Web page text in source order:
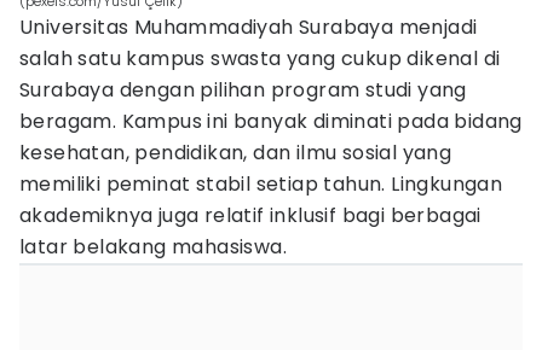
Universitas Muhammadiyah Surabaya menjadi
salah satu kampus swasta yang cukup dikenal di
Surabaya dengan pilihan program studi yang
beragam. Kampus ini banyak diminati pada bidang
kesehatan, pendidikan, dan ilmu sosial yang
memiliki peminat stabil setiap tahun. Lingkungan
akademiknya juga relatif inklusif bagi berbagai
latar belakang mahasiswa.